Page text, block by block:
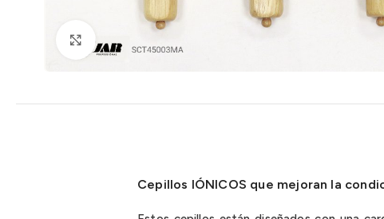
Cepillos IÓNICOS que mejoran la